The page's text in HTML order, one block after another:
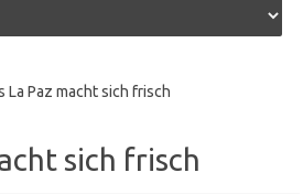
La Paz macht sich frisch
sich frisch